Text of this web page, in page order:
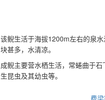
该鲵生活于海拔1200m左右的泉
块甚多，水清凉。
成鲵主要营水栖生活，常蜷曲于
生昆虫及其幼虫等。
费